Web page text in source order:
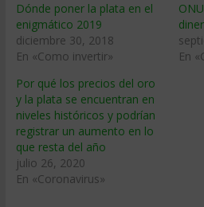
Dónde poner la plata en el
enigmático 2019
diciembre 30, 2018
En «Como invertir»
En
Por qué los precios del oro
y la plata se encuentran en
niveles históricos y podrían
registrar un aumento en lo
que resta del año
julio 26, 2020
En «Coronavirus»